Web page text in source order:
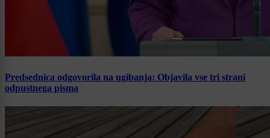
Predsednica odgovorila na ugibanja: Objavila vse tri strani
odpustnega pisma